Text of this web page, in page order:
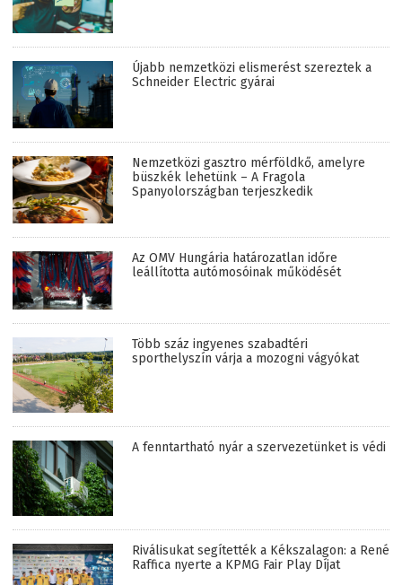
Újabb nemzetközi elismerést szereztek a
Schneider Electric gyárai
Nemzetközi gasztro mérföldkő, amelyre
büszkék lehetünk – A Fragola
Spanyolországban terjeszkedik
Az OMV Hungária határozatlan időre
leállította autómosóinak működését
Több száz ingyenes szabadtéri
sporthelyszín várja a mozogni vágyókat
A fenntartható nyár a szervezetünket is védi
Riválisukat segítették a Kékszalagon: a René
Raffica nyerte a KPMG Fair Play Díjat